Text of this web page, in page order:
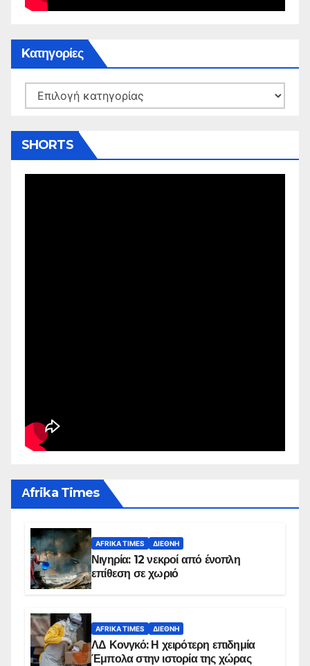
Kατηγορίες
Kατηγορίες
SHORTS
Αfrika Times
AFRIKA TIMES ΔΙΕΘΝΉ
Νιγηρία: 12 νεκροί από ένοπλη
επίθεση σε χωριό
AFRIKA TIMES ΔΙΕΘΝΉ
ΛΔ Κονγκό: Η χειρότερη επιδημία
Έμπολα στην ιστορία της χώρας